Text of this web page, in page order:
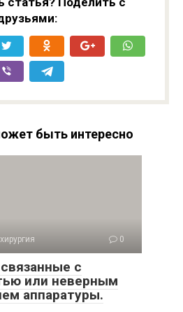
быть интересно
0
с
или неверным
аппаратуры.